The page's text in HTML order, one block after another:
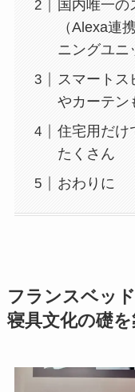
国内唯一
（Alexa連
ニングユニ
スマートス
やカーテン
住宅用だけ
たくさん
おわりに
フランスベッ
寝具文化の礎